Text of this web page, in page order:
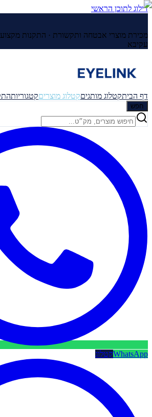
דילוג לתוכן הראשי
מכירת מוצרי אבטחה ותקשורת · התקנות
עקיבא
דף הביתקטלוג מותגיםקטלוג מוצריםקטגוריות
חפש
WhatsAppקטלוג